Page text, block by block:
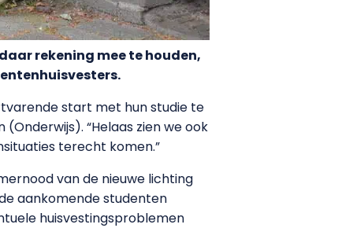
rekening mee te houden,
start met hun studie te
“Helaas zien we ook
terecht komen.”
van de nieuwe lichting
aankomende studenten
huisvestingsproblemen